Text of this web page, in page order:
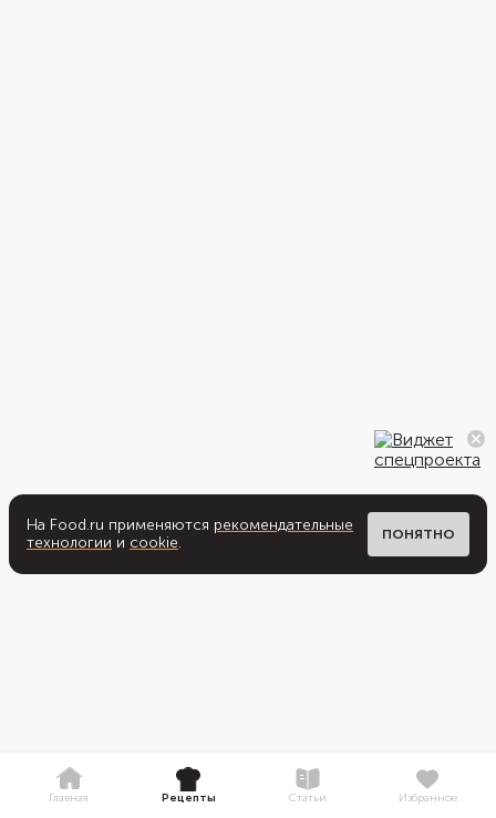
На Food.ru применяются рекомендательные
технологии и cookie. ПОНЯТНО
Главная Рецепты Статьи Избранное